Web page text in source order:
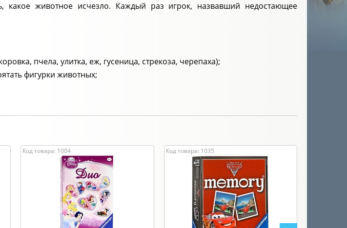
какое животное исчезло. Каждый раз игрок, назвавший недостающее
пчела, улитка, еж, гусеница, стрекоза, черепаха);
фигурки животных;
Код товара: 1004 Код товара: 1035